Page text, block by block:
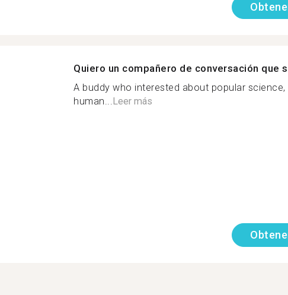
Quiero un compañero de conversación que
A buddy who interested about popular science,
human...Leer más